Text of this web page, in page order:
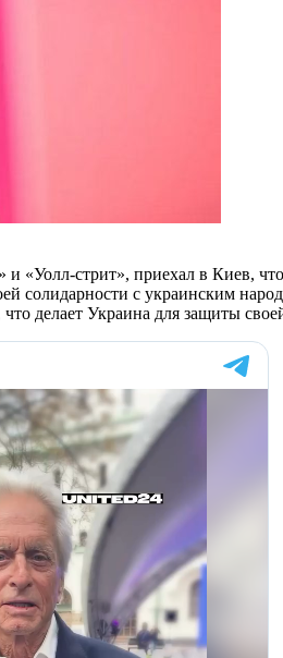
стрит», приехал в Киев,
солидарности с украинским
делает Украина для защиты